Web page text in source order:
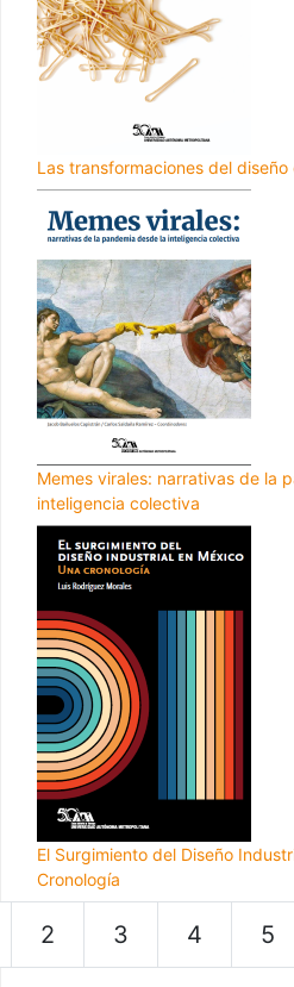
Las transformaciones del
Memes virales: narrativas de la
inteligencia colectiva
El Surgimiento del Diseño
Cronología
2 3 4 5